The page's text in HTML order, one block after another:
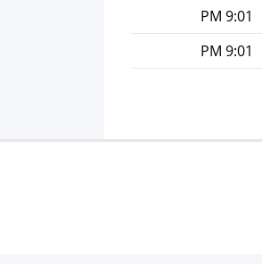
9:01 PM
9:01 PM